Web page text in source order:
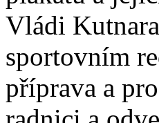
Vládi
sportovním
příprava a